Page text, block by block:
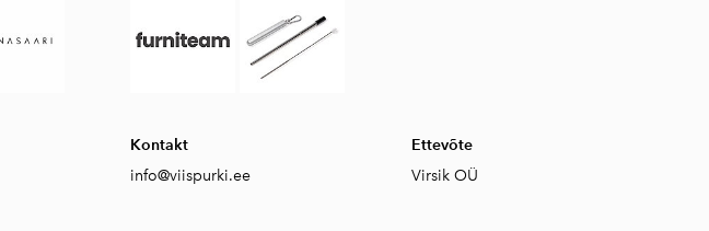
Kontakt
info@viispurki.ee
Ettevõte
Virsik OÜ